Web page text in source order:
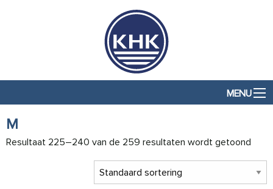
MENU
M
Resultaat 225–240 van de 259 resultaten wordt getoond